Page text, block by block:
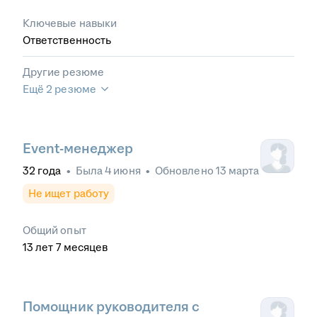
Ключевые навыки
Ответственность
Другие резюме
Ещё 2 резюме
Event-менеджер
32 года • Была4 июня • Обновлено 13 марта
Не ищет работу
Общий опыт
13 лет 7 месяцев
Помощник руководителя с